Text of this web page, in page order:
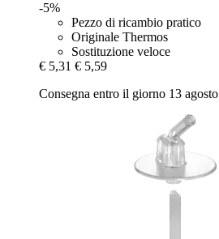
-5%
Pezzo di ricambio pratico
Originale Thermos
Sostituzione veloce
€ 5,31 € 5,59
Consegna entro il giorno 13 agosto